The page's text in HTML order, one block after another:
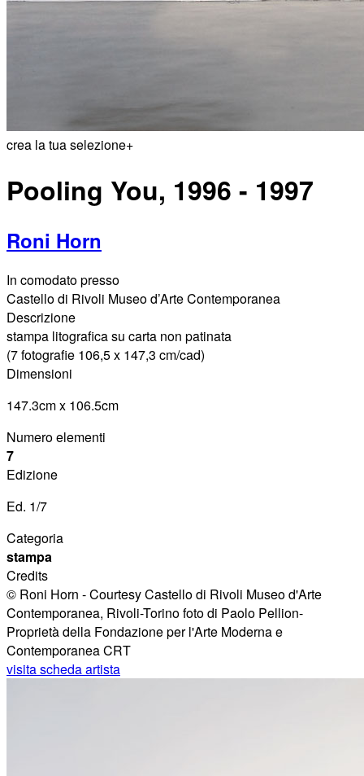
crea la tua selezione+
Pooling You, 1996 - 1997
Roni Horn
In comodato presso
Castello di Rivoli Museo d’Arte Contemporanea
Descrizione
stampa litografica su carta non patinata
(7 fotografie 106,5 x 147,3 cm/cad)
Dimensioni
147.3cm x 106.5cm
Numero elementi
7
Edizione
Ed. 1/7
Categoria
stampa
Credits
© Roni Horn - Courtesy Castello di Rivoli Museo d'Arte
Contemporanea, Rivoli-Torino foto di Paolo Pellion-
Proprietà della Fondazione per l'Arte Moderna e
Contemporanea CRT
visita scheda artista